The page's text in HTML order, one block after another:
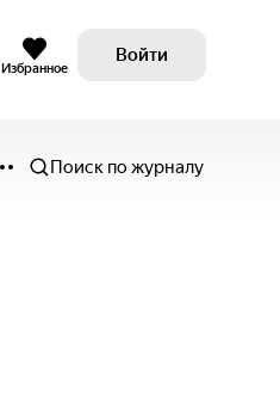
Избранное
Войти
Поиск по журналу